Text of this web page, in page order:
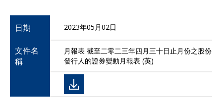
日期 2023年05月02日
文件名
稱
月報表 截至二零二三年四月三十日止月份之股份
發行人的證券變動月報表 (英)